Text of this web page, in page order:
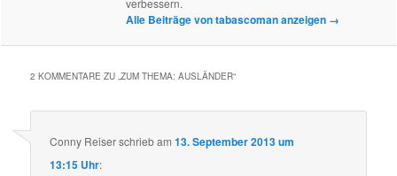
verbessern.
Alle Beiträge von tabascoman anzeigen →
2 KOMMENTARE ZU „ZUM THEMA: AUSLÄNDER“
Conny Reiserschriebam13. September 2013 um
13:15 Uhr: